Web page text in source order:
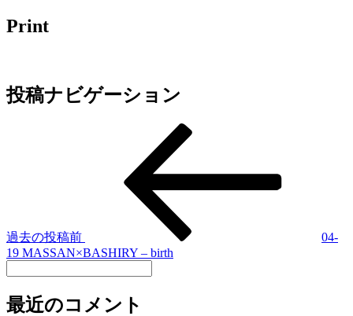
Print
投稿ナビゲーション
過去の投稿前
04-
19 MASSAN×BASHIRY – birth
最近のコメント